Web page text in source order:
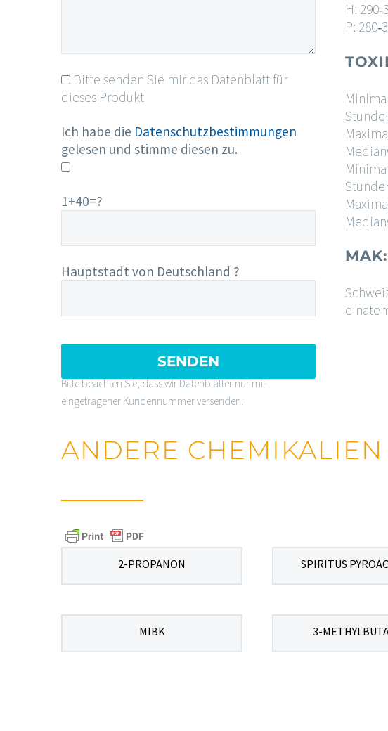
Bitte senden Sie mir das Datenblatt für
dieses Produkt
Ich habe die Datenschutzbestimmungen
gelesen und stimme diesen zu.
1+40=?
Hauptstadt von Deutschland ?
Bitte beachten Sie, dass wir Datenblätter nur mit
eingetragener Kundennummer versenden.
H:
P:
MAK:
ANDERE CHEMIKALIEN
2-PROPANON SPIRITUS
MIBK 3-